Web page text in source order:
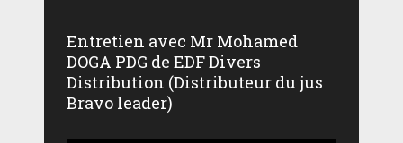
Entretien avec Mr Mohamed
DOGA PDG de EDF Divers
Distribution (Distributeur du jus
Bravo leader)